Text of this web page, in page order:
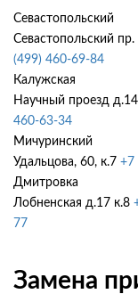
Севастопольский
Севастопольский пр.
(499) 460-69-84
Калужская
Научный проезд
460-63-34
Мичуринский
Удальцова, 60, к.7 +7
Дмитровка
Лобненская д.17 к.8
77
Замена